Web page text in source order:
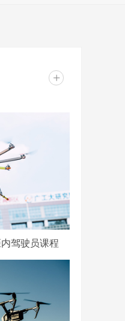
+
驾驶员课程